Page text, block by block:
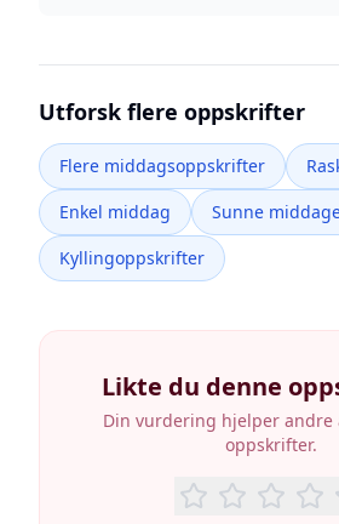
Utforsk flere oppskrifter
Flere middagsoppskrifter
Enkel middag
Sunne
Kyllingoppskrifter
Likte du denne
Din vurdering hjelper andre
oppskrifter.